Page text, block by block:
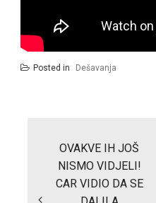
Posted in Dešavanja
OVAKVE IH JOŠ
NISMO VIDJELI!
CAR VIDIO DA SE